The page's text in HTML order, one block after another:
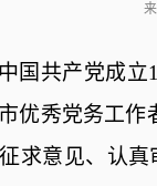
国共产党成立
优秀党务工
求意见、认